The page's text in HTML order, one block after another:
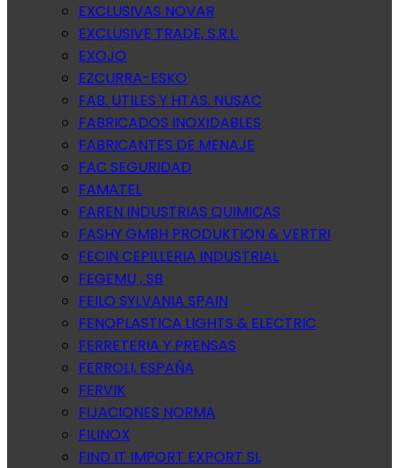
EXCLUSIVAS NOVAR
EXCLUSIVE TRADE, S.R.L.
EXOJO
EZCURRA-ESKO
FAB. UTILES Y HTAS. NUSAC
FABRICADOS INOXIDABLES
FABRICANTES DE MENAJE
FAC SEGURIDAD
FAMATEL
FAREN INDUSTRIAS QUIMICAS
FASHY GMBH PRODUKTION & VERTRI
FECIN CEPILLERIA INDUSTRIAL
FEGEMU , SB
FEILO SYLVANIA SPAIN
FENOPLASTICA LIGHTS & ELECTRIC
FERRETERIA Y PRENSAS
FERROLI, ESPAÑA
FERVIK
FIJACIONES NORMA
FILINOX
FIND IT IMPORT EXPORT SL